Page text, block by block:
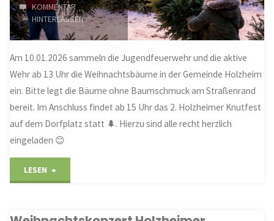
KOMMENTAR
HINTERLASSEN
Am 10.01.2026 sammeln die Jugendfeuerwehr und die aktive
Wehr ab 13 Uhr die Weihnachtsbäume in der Gemeinde Holzheim
ein. Bitte legt die Bäume ohne Baumschmuck am Straßenrand
bereit. Im Anschluss findet ab 15 Uhr das 2. Holzheimer Knutfest
auf dem Dorfplatz statt 🌲. Hierzu sind alle recht herzlich
eingeladen 😊
LESEN